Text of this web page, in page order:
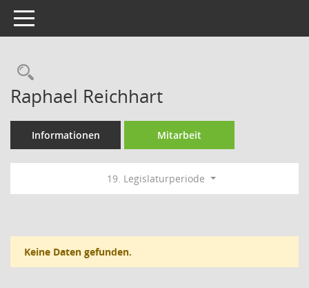
Toggle navigation
Rechercheauswahl
Raphael Reichhart
Informationen Mitarbeit
19. Legislaturperiode
Keine Daten gefunden.